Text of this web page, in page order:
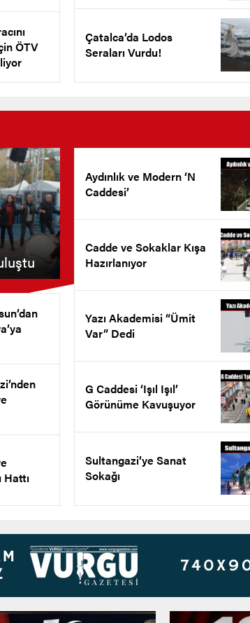
ÖTV
Çatalca’da Lodos
Seraları Vurdu!
Aydınlık ve Modern ‘N
Caddesi’
Cadde ve Sokaklar Kışa
Hazırlanıyor
Yazı Akademisi “Ümit
Var” Dedi
G Caddesi ‘Işıl Işıl’
Görünüme Kavuşuyor
Sultangazi’ye Sanat
Sokağı